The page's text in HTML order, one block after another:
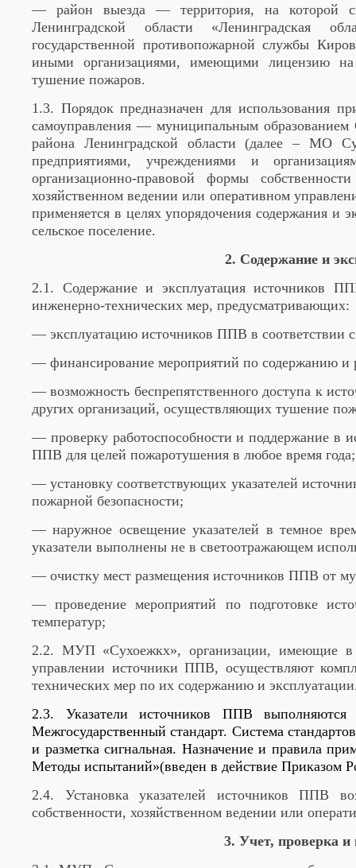
— район выезда — территория, на которой
Ленинградской области «Ленинградская
государственной противопожарной службы
иными организациями, имеющими лицензию на
тушение пожаров.
1.3. Порядок предназначен для использования
самоуправления — муниципальным образованием
района Ленинградской области (далее – МО
предприятиями, учреждениями и
организационно-правовой формы
хозяйственном ведении или оперативном
применяется в целях упорядочения содержания
сельское поселение.
2. Содержание и
2.1. Содержание и эксплуатация источников
инженерно-технических мер, предусматривающих:
— эксплуатацию источников ППВ в соответствии
— финансирование мероприятий по содержанию и
— возможность беспрепятственного доступа к
других организаций, осуществляющих тушение
— проверку работоспособности и поддержание в
ППВ для целей пожаротушения в любое время года;
— установку соответствующих указателей
пожарной безопасности;
— наружное освещение указателей в темное
указатели выполнены не в светоотражающем
— очистку мест размещения источников ППВ от
— проведение мероприятий по подготовке
температур;
2.2. МУП «Сухоежкх», организации, имеющие в
управлении источники ППВ, осуществляют
технических мер по их содержанию и
2.3. Указатели источников ППВ
Межгосударственный стандарт. Система
и разметка сигнальная. Назначение и правила
Методы испытаний»(введен в действие Приказом
2.4. Установка указателей источников ППВ
собственности, хозяйственном ведении или
3. Учет, проверка